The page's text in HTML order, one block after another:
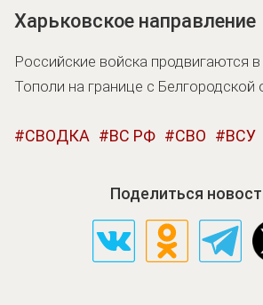
Харьковское направление
Российские войска продвигаются
Тополи на границе с Белгородской
СВОДКА ВС РФ СВО ВСУ
Поделиться